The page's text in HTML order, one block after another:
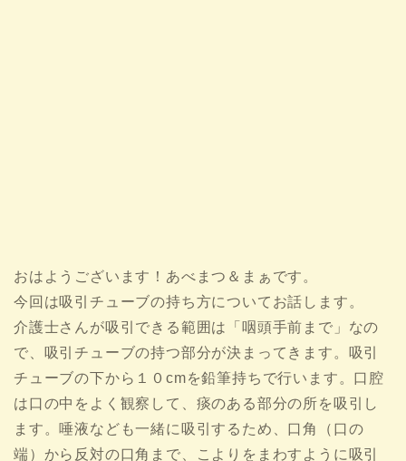
おはようございます！あべまつ＆まぁです。
今回は吸引チューブの持ち方についてお話します。
介護士さんが吸引できる範囲は「咽頭手前まで」なの
で、吸引チューブの持つ部分が決まってきます。吸引
チューブの下から１０cmを鉛筆持ちで行います。口腔
は口の中をよく観察して、痰のある部分の所を吸引し
ます。唾液なども一緒に吸引するため、口角（口の
端）から反対の口角まで、こよりをまわすように吸引